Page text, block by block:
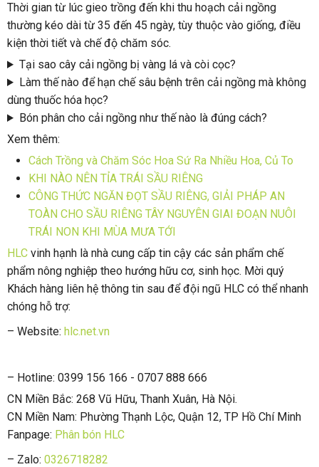
Thời gian từ lúc gieo trồng đến khi thu hoạch cải ngồng
thường kéo dài từ 35 đến 45 ngày, tùy thuộc vào giống, điều
kiện thời tiết và chế độ chăm sóc.
Tại sao cây cải ngồng bị vàng lá và còi cọc?
Làm thế nào để hạn chế sâu bệnh trên cải ngồng mà không
dùng thuốc hóa học?
Bón phân cho cải ngồng như thế nào là đúng cách?
Xem thêm:
Cách Trồng và Chăm Sóc Hoa Sứ Ra Nhiều Hoa, Củ To
KHI NÀO NÊN TỈA TRÁI SẦU RIÊNG
CÔNG THỨC NGĂN ĐỌT SẦU RIÊNG, GIẢI PHÁP AN
TOÀN CHO SẦU RIÊNG TÂY NGUYÊN GIAI ĐOẠN NUÔI
TRÁI NON KHI MÙA MƯA TỚI
HLC vinh hạnh là nhà cung cấp tin cậy các sản phẩm chế
phẩm nông nghiệp theo hướng hữu cơ, sinh học. Mời quý
Khách hàng liên hệ thông tin sau để đội ngũ HLC có thể nhanh
chóng hỗ trợ:
– Website: hlc.net.vn
– Hotline: 0399 156 166 - 0707 888 666
CN Miền Bắc: 268 Vũ Hữu, Thanh Xuân, Hà Nội.
CN Miền Nam: Phường Thạnh Lộc, Quận 12, TP Hồ Chí Minh
Fanpage: Phân bón HLC
– Zalo: 0326718282